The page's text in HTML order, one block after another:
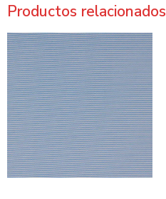
Productos relacionados